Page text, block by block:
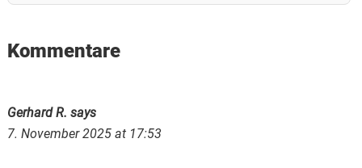
Reader
Kommentare
Gerhard R. says
7. November 2025 at 17:53